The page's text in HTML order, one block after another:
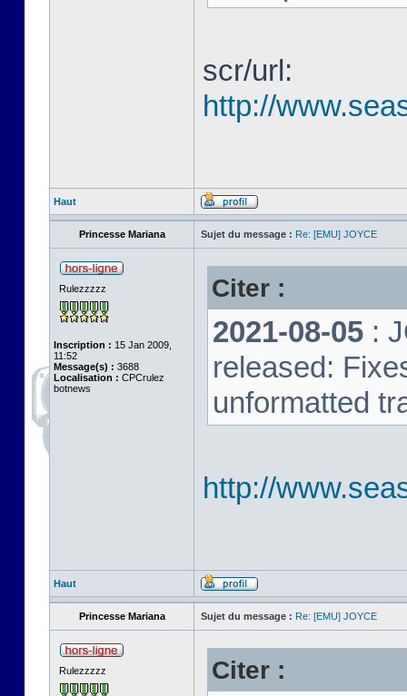
scr/url:
http://
Haut
Princesse Mariana Sujet du message : Re: [EMU] JOYCE
Rulezzzzz
Inscription : 15 Jan 2009,
11:52
Message(s) : 3688
Localisation : CPCrulez
botnews
Citer :
2021-08-05 :
released:
unformatted
http://
Haut
Princesse Mariana Sujet du message : Re: [EMU] JOYCE
Rulezzzzz Citer :